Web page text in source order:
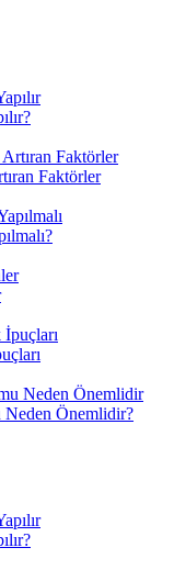
Faktörler
Neden Önemlidir?